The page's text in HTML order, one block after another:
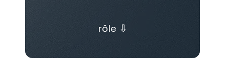
rôle ⇩